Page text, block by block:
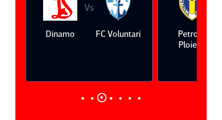
Dinamo
Vs
FC Voluntari
Petrolul
Ploieşti